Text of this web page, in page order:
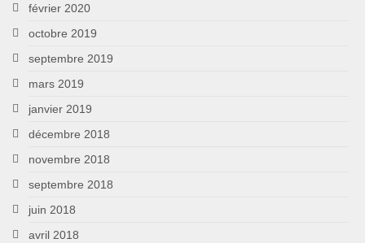
février 2020
octobre 2019
septembre 2019
mars 2019
janvier 2019
décembre 2018
novembre 2018
septembre 2018
juin 2018
avril 2018